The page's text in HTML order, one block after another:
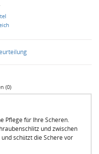
(0)
Pflege für Ihre Scheren.
und zwischen
schützt die Schere vor